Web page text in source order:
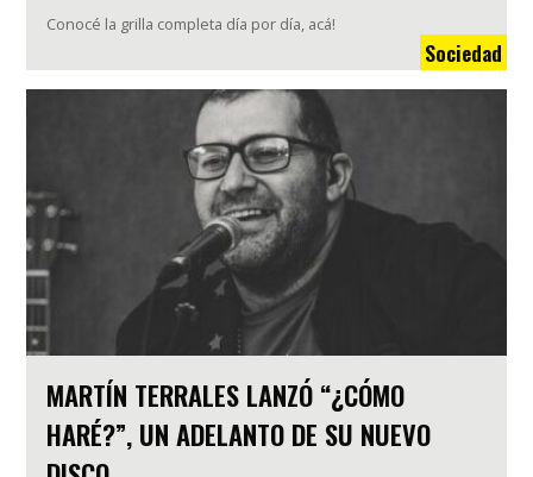
Conocé la grilla completa día por día, acá!
Sociedad
MARTÍN TERRALES LANZÓ “¿CÓMO
HARÉ?”, UN ADELANTO DE SU NUEVO